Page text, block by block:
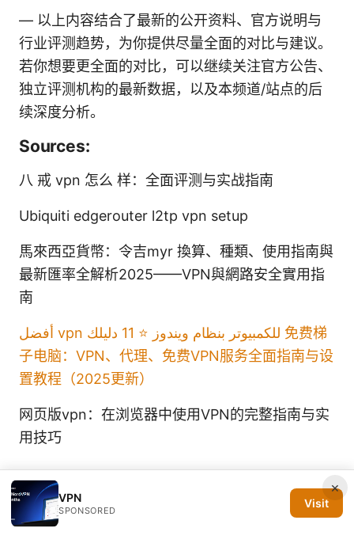
— 以上内容结合了最新的公开资料、官方说明与
行业评测趋势，为你提供尽量全面的对比与建议。
若你想要更全面的对比，可以继续关注官方公告、
独立评测机构的最新数据，以及本频道/站点的后
续深度分析。
Sources:
八 戒 vpn 怎么 样：全面评测与实战指南
Ubiquiti edgerouter l2tp vpn setup
馬來西亞貨幣：令吉myr 換算、種類、使用指南與
最新匯率全解析2025——VPN與網路安全實用指
南
أفضل vpn للكمبيوتر بنظام ويندوز ⭐ 11 دليلك 免费梯
子电脑：VPN、代理、免费VPN服务全面指南与设
置教程（2025更新）
网页版vpn：在浏览器中使用VPN的完整指南与实
用技巧
×
VPN
SPONSORED
Visit